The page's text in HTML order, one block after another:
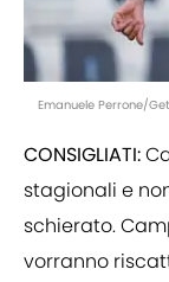
Emanuele Perrone/
CONSIGLIATI:
stagionali e
schierato.
vorranno